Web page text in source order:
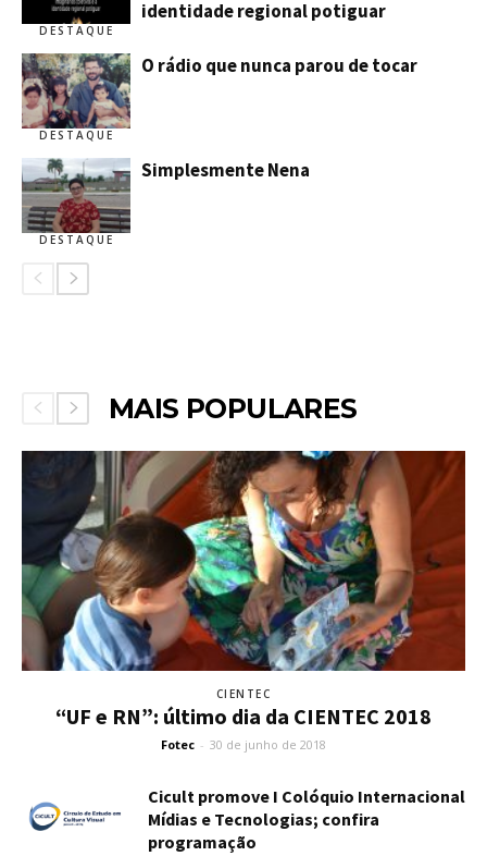
DESTAQUE
identidade regional potiguar
DESTAQUE
O rádio que nunca parou de tocar
DESTAQUE
Simplesmente Nena
MAIS POPULARES
CIENTEC
“UF e RN”: último dia da CIENTEC 2018
Fotec - 30 de junho de 2018
Cicult promove I Colóquio Internacional
Mídias e Tecnologias; confira
programação